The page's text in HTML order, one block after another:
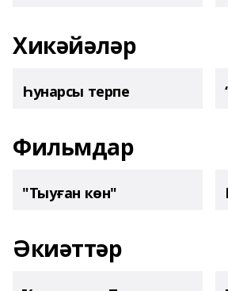
Хикәйәләр
Һунарсы терпе
Фильмдар
"Тыуған көн"
Әкиәттәр